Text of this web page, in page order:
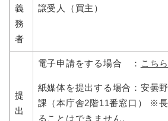
義
務
者
譲受人（買主）
提
出
電子申請をする場合 ： こち
紙媒体を提出する場合：安曇
課（本庁舎2階11番窓口） ※
ることはできません。